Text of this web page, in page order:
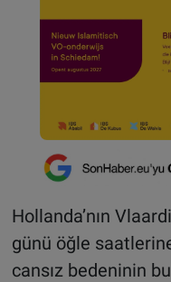
Hollanda’nın
günü öğle
cansız bedeninin